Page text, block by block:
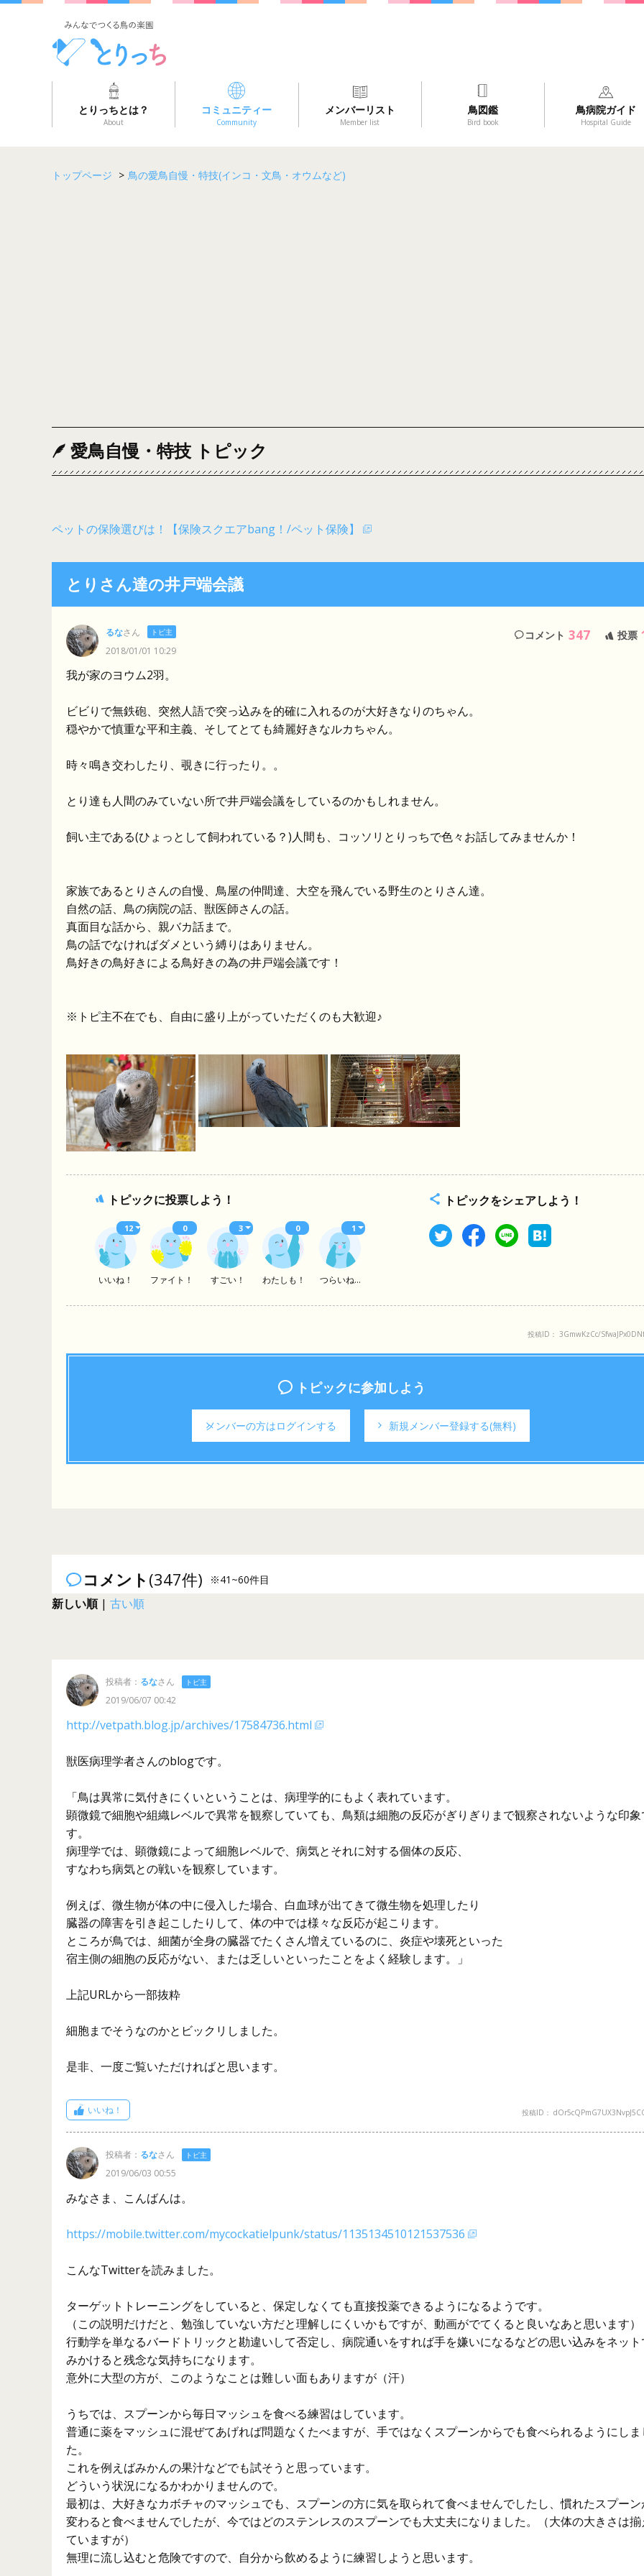
とりっちとは？
About
コミュニティー
Community
メンバーリスト
Member list
鳥図鑑
Bird book
鳥病院ガイド
Hospital Guide
トップページ > 鳥の愛鳥自慢・特技(インコ・文鳥・オウムなど)
愛鳥自慢・特技 トピック
ペットの保険選びは！【保険スクエアbang！/ペット保険】
とりさん達の井戸端会議
るなさん トピ主
2018/01/01 10:29
コメント 347 投票
我が家のヨウム2羽。
ビビりで無鉄砲、突然人語で突っ込みを的確に入れるのが大好きなりのちゃん。
穏やかで慎重な平和主義、そしてとても綺麗好きなルカちゃん。
時々鳴き交わしたり、覗きに行ったり。。
とり達も人間のみていない所で井戸端会議をしているのかもしれません。
飼い主である(ひょっとして飼われている？)人間も、コッソリとりっちで色々お話してみませんか！
家族であるとりさんの自慢、鳥屋の仲間達、大空を飛んでいる野生のとりさん達。
自然の話、鳥の病院の話、獣医師さんの話。
真面目な話から、親バカ話まで。
鳥の話でなければダメという縛りはありません。
鳥好きの鳥好きによる鳥好きの為の井戸端会議です！
※トピ主不在でも、自由に盛り上がっていただくのも大歓迎♪
トピックに投票しよう！
いいね！ ファイト！ すごい！ わたしも！ つらいね...
12 0 3 0 1
トピックをシェアしよう！
投稿ID： 3GmwKzCc/
トピックに参加しよう
メンバーの方はログインする 新規メンバー登録する(無料)
コメント (347件) ※41~60件目
新しい順| 古い順
投稿者： るなさん トピ主
2019/06/07 00:42
http://vetpath.blog.jp/archives/17584736.html
獣医病理学者さんのblogです。
「鳥は異常に気付きにくいということは、病理学的にもよく表れています。
顕微鏡で細胞や組織レベルで異常を観察していても、鳥類は細胞の反応がぎりぎりまで観察されないような印象
す。
病理学では、顕微鏡によって細胞レベルで、病気とそれに対する個体の反応、
すなわち病気との戦いを観察しています。
例えば、微生物が体の中に侵入した場合、白血球が出てきて微生物を処理したり
臓器の障害を引き起こしたりして、体の中では様々な反応が起こります。
ところが鳥では、細菌が全身の臓器でたくさん増えているのに、炎症や壊死といった
宿主側の細胞の反応がない、または乏しいといったことをよく経験します。」
上記URLから一部抜粋
細胞までそうなのかとビックリしました。
是非、一度ご覧いただければと思います。
いいね！ 投稿ID：
投稿者： るなさん トピ主
2019/06/03 00:55
みなさま、こんばんは。
https://mobile.twitter.com/mycockatielpunk/status/1135134510121537536
こんなTwitterを読みました。
ターゲットトレーニングをしていると、保定しなくても直接投薬できるようになるようです。
（この説明だけだと、勉強していない方だと理解しにくいかもですが、動画がでてくると良いなあと思います）
行動学を単なるバードトリックと勘違いして否定し、病院通いをすれば手を嫌いになるなどの思い込みをネット
みかけると残念な気持ちになります。
意外に大型の方が、このようなことは難しい面もありますが（汗）
うちでは、スプーンから毎日マッシュを食べる練習はしています。
普通に薬をマッシュに混ぜてあげれば問題なくたべますが、手ではなくスプーンからでも食べられるようにしま
た。
これを例えばみかんの果汁などでも試そうと思っています。
どういう状況になるかわかりませんので。
最初は、大好きなカボチャのマッシュでも、スプーンの方に気を取られて食べませんでしたし、慣れたスプーン
変わると食べませんでしたが、今ではどのステンレスのスプーンでも大丈夫になりました。（大体の大きさは揃
ていますが）
無理に流し込むと危険ですので、自分から飲めるように練習しようと思います。